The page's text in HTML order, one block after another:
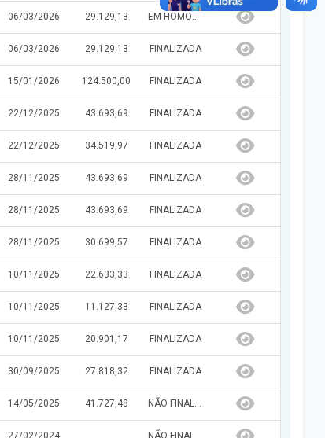
06/03/2026 29.129,13 EM HOMOLOGAÇÃO
06/03/2026 29.129,13 FINALIZADA
15/01/2026 124.500,00 FINALIZADA
22/12/2025 43.693,69 FINALIZADA
22/12/2025 34.519,97 FINALIZADA
28/11/2025 43.693,69 FINALIZADA
28/11/2025 43.693,69 FINALIZADA
28/11/2025 30.699,57 FINALIZADA
10/11/2025 22.633,33 FINALIZADA
10/11/2025 11.127,33 FINALIZADA
10/11/2025 20.901,17 FINALIZADA
30/09/2025 27.818,32 FINALIZADA
14/05/2025 41.727,48 NÃO FINALIZADA
27/02/2024